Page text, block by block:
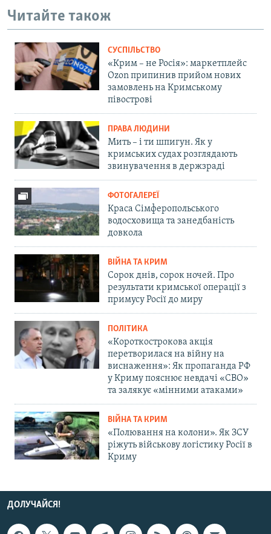
Читайте також
СУСПІЛЬСТВО
«Крим – не Росія»: маркетплейс
Ozon припинив прийом нових
замовлень на Кримському
півострові
ПРАВА ЛЮДИНИ
Мить – і ти шпигун. Як у
кримських судах розглядають
звинувачення в держзраді
ФОТОГАЛЕРЕЇ
Краса Сімферопольського
водосховища та занедбаність
довкола
ВІЙНА ТА КРИМ
Сорок днів, сорок ночей. Про
результати кримської операції з
примусу Росії до миру
ПОЛІТИКА
«Короткострокова акція
перетворилася на війну на
виснаження»: Як пропаганда РФ
у Криму пояснює невдачі «СВО»
та залякує «мінними атаками»
ВІЙНА ТА КРИМ
«Полювання на колони». Як ЗСУ
ріжуть військову логістику Росії в
Криму
ДОЛУЧАЙСЯ!